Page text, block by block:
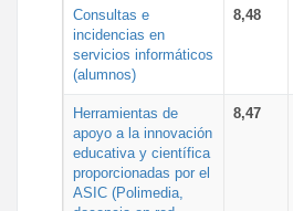
Consultas e
incidencias en
servicios informáticos
(alumnos)
8,48
Herramientas de
apoyo a la innovación
educativa y científica
proporcionadas por el
ASIC (Polimedia,
8,47